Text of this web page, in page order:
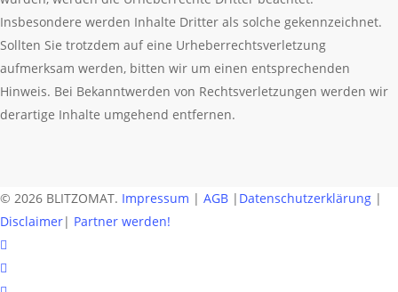
Insbesondere werden Inhalte Dritter als solche gekennzeichnet.
Sollten Sie trotzdem auf eine Urheberrechtsverletzung
aufmerksam werden, bitten wir um einen entsprechenden
Hinweis. Bei Bekanntwerden von Rechtsverletzungen werden wir
derartige Inhalte umgehend entfernen.
© 2026 BLITZOMAT. Impressum | AGB | Datenschutzerklärung |
Disclaimer| Partner werden!
facebook
youtube